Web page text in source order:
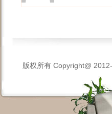
版权所有 Copyright@